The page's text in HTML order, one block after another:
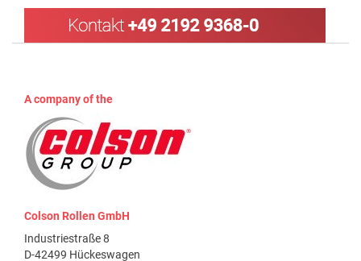
A company of the
Colson Rollen GmbH
Industriestraße 8
D-42499 Hückeswagen